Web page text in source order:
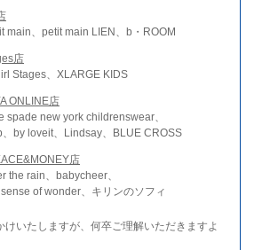
main、petit main LIEN、b・ROOM
店
Stages、XLARGE KIDS
ONLINE店
spade new york childrenswear、
by loveit、Lindsay、BLUE CROSS
店
the rain、babycheer、
of wonder、キリンのソフィ
けいたしますが、何卒ご理解いただきますよ